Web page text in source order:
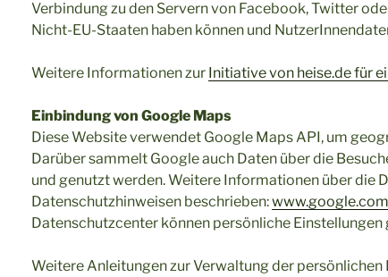
Verbindung zu den Servern von Facebook, Twitter
Nicht-EU-Staaten haben können und
Weitere Informationen zur Initiative von heise.de für
Einbindung von Google Maps
Diese Website verwendet Google Maps API, um
Darüber sammelt Google auch Daten über die
und genutzt werden. Weitere Informationen über die
Datenschutzhinweisen beschrieben:
Datenschutzcenter können persönliche
Weitere Anleitungen zur Verwaltung der